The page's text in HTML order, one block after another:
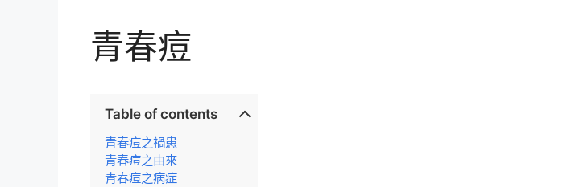
青春痘
Table of contents
青春痘之禍患
青春痘之由來
青春痘之病症